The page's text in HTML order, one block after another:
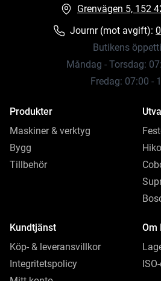
Grenvägen 5, 152
Journr (mot avgift):
Butikens
Måndag - Torsdag:
Fredag: 07:00 -
Produkter
Maskiner & verktyg
Bygg
Tillbehör
Kundtjänst
Köp- & leveransvillkor
Integritetspolicy
Om